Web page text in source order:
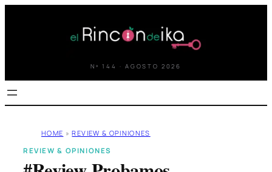
Nº 144 · AGOSTO 2026
HOME » REVIEW & OPINIONES
REVIEW & OPINIONES